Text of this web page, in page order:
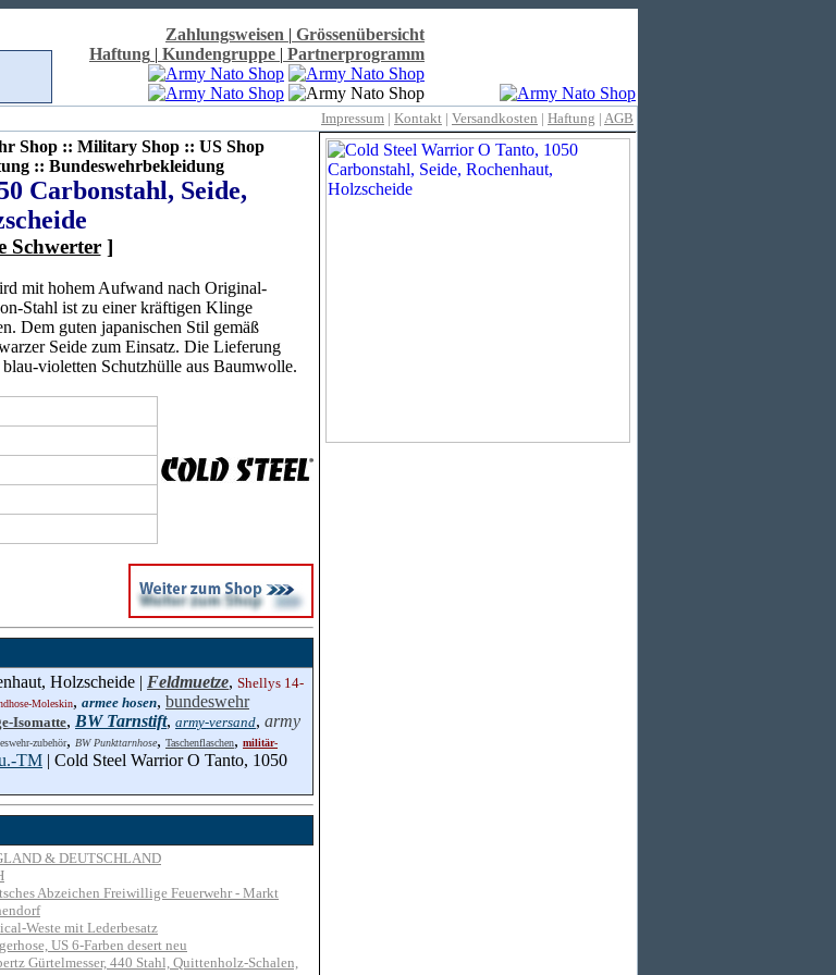
Zahlungsweisen | Grössenübersicht
Haftung | Kundengruppe | Partnerprogramm
Impressum | Kontakt | Versandkosten | Haftung | AGB
Shop :: Military Shop :: US Shop
:: Bundeswehrbekleidung
Carbonstahl, Seide,
Schwerter]
mit hohem Aufwand nach Original-
Stahl ist zu einer kräftigen Klinge
Dem guten japanischen Stil gemäß
Seide zum Einsatz. Die Lieferung
violetten Schutzhülle aus Baumwolle.
Holzscheide | Feldmuetze, Shellys 14-
Moleskin, armee hosen, bundeswehr
Isomatte, BW Tarnstift, army-versand, army
zubehör, BW Punkttarnhose, Taschenflaschen, militär-
TM | Cold Steel Warrior O Tanto, 1050
& DEUTSCHLAND
Abzeichen Freiwillige Feuerwehr - Markt
Weste mit Lederbesatz
US 6-Farben desert neu
Gürtelmesser, 440 Stahl, Quittenholz-Schalen,